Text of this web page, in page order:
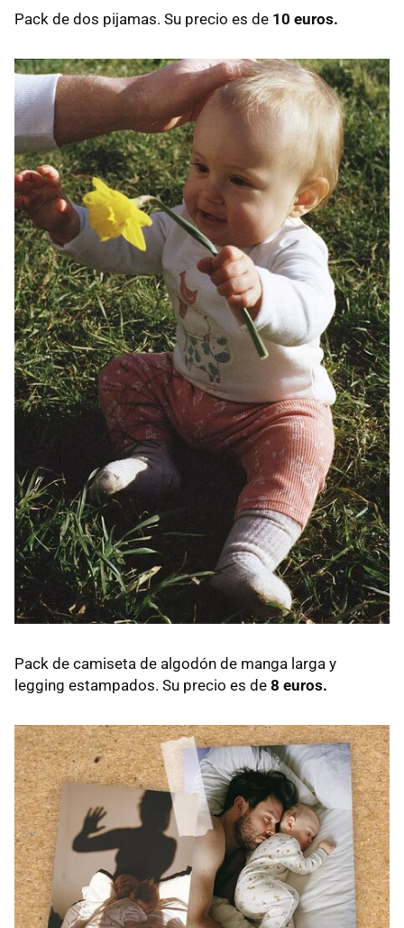
Pack de dos pijamas. Su precio es de 10 euros.
Pack de camiseta de algodón de manga larga y
legging estampados. Su precio es de 8 euros.